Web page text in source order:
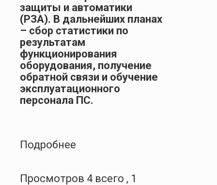
защиты и автоматики
(РЗА). В дальнейших планах
– сбор статистики по
результатам
функционирования
оборудования, получение
обратной связи и обучение
эксплуатационного
персонала ПС.
Подробнее
Просмотров 4 всего , 1